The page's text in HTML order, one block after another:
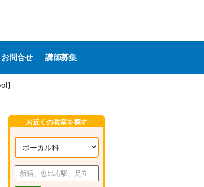
問合せ 講師募集
】
お近くの教室を探す